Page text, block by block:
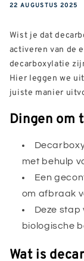
22 AUGUSTUS 2025
Wist je dat
activeren van de
decarboxylatie
Hier leggen we
juiste manier
Dingen om
met behulp
Een
om afbraak
Deze
biologische
Wat is